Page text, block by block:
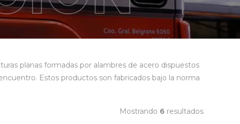
planas formadas por alambres de acero dispuestos
Estos productos son fabricados bajo la norma
Mostrando 6 resultados